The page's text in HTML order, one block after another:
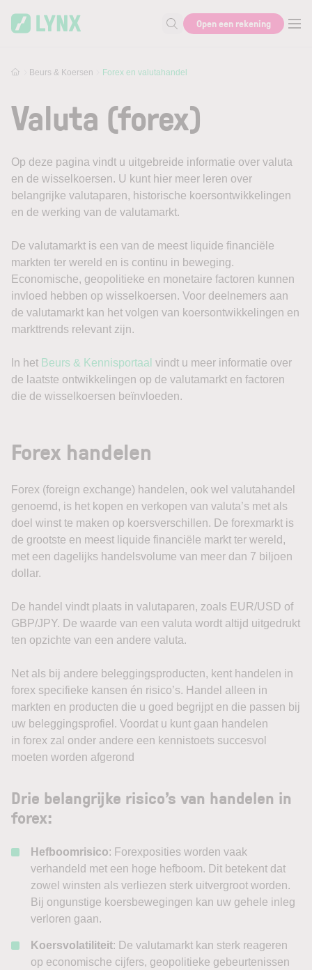
Zoek naar informatie
Open een rekening
Beurs & Koersen Forex en valutahandel
Valuta (forex)
Op deze pagina vindt u uitgebreide informatie over valuta
en de wisselkoersen. U kunt hier meer leren over
belangrijke valutaparen, historische koersontwikkelingen
en de werking van de valutamarkt.
De valutamarkt is een van de meest liquide financiële
markten ter wereld en is continu in beweging.
Economische, geopolitieke en monetaire factoren kunnen
invloed hebben op wisselkoersen. Voor deelnemers aan
de valutamarkt kan het volgen van koersontwikkelingen en
markttrends relevant zijn.
In het Beurs & Kennisportaal vindt u meer informatie over
de laatste ontwikkelingen op de valutamarkt en factoren
die de wisselkoersen beïnvloeden.
Forex handelen
Forex (foreign exchange) handelen, ook wel valutahandel
genoemd, is het kopen en verkopen van valuta’s met als
doel winst te maken op koersverschillen. De forexmarkt is
de grootste en meest liquide financiële markt ter wereld,
met een dagelijks handelsvolume van meer dan 7 biljoen
dollar.
De handel vindt plaats in valutaparen, zoals EUR/USD of
GBP/JPY. De waarde van een valuta wordt altijd uitgedrukt
ten opzichte van een andere valuta.
Net als bij andere beleggingsproducten, kent handelen in
forex specifieke kansen én risico’s. Handel alleen in
markten en producten die u goed begrijpt en die passen bij
uw beleggingsprofiel. Voordat u kunt gaan handelen
in forex zal onder andere een kennistoets succesvol
moeten worden afgerond
Drie belangrijke risico’s van handelen in
forex:
Hefboomrisico: Forexposities worden vaak
verhandeld met een hoge hefboom. Dit betekent dat
zowel winsten als verliezen sterk uitvergroot worden.
Bij ongunstige koersbewegingen kan uw gehele inleg
verloren gaan.
Koersvolatiliteit: De valutamarkt kan sterk reageren
op economische cijfers, geopolitieke gebeurtenissen